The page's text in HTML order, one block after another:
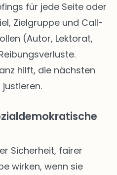
für jede Seite oder
Zielgruppe und Call-
(Autor, Lektorat,
hilft, die nächsten
Sicherheit, fairer
wirken, wenn sie